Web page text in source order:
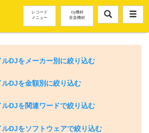
レコード
メニュー
DJ機材
音楽機材
ルDJをメーカー別に絞り込む
ルDJを金額別に絞り込む
ルDJを関連ワードで絞り込む
ルDJをソフトウェアで絞り込む